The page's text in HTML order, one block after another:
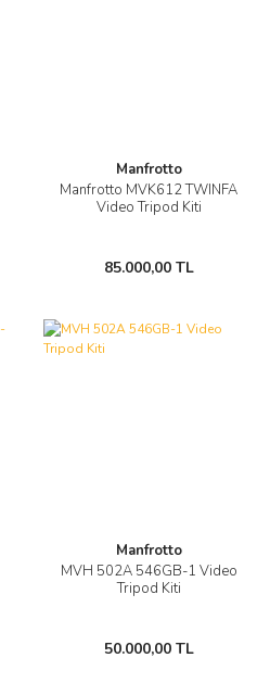
Manfrotto
Manfrotto MVK612 TWINFA
Video Tripod Kiti
85.000,00 TL
Manfrotto
MVH 502A 546GB-1 Video
Tripod Kiti
50.000,00 TL